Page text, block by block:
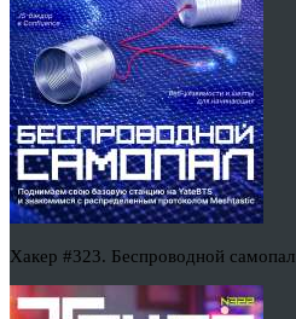
Хакер #323. Беспроводной самопал